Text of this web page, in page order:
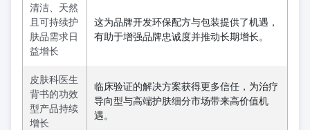
清洁、天然
且可持续护
肤品需求日
益增长
这为品牌开发环保配方与包装提供了机遇，
有助于增强品牌忠诚度并推动长期增长。
皮肤科医生
背书的功效
型产品持续
增长
临床验证的解决方案获得更多信任，为治疗
导向型与高端护肤细分市场带来高价值机
遇。